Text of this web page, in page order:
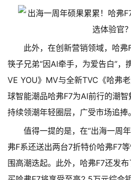
此外，在创新营销领域，哈
筷子兄弟“因AI牵手，为爱告白”，
VE YOU》MV与全新TVC《哈弗
球智能潮品哈弗F7为AI前行的潮
持续领潮年轻圈层，广受市场追捧。
值得一提的是，在“出海一周
弗F系还送出两台7折特价哈弗F7
围高潮迭起。此外，哈弗F7还发